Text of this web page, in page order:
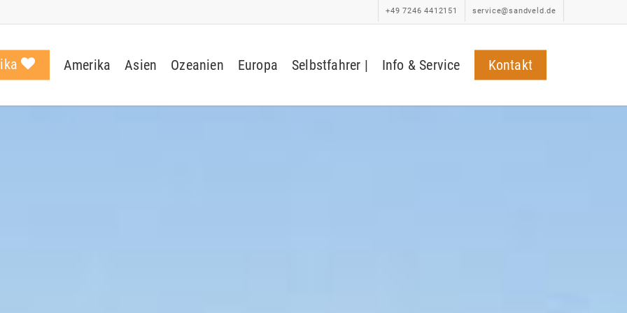
+49 7246 4412151 service@sandveld.de
Amerika Asien Ozeanien Europa Selbstfahrer | Info & Service Kontakt